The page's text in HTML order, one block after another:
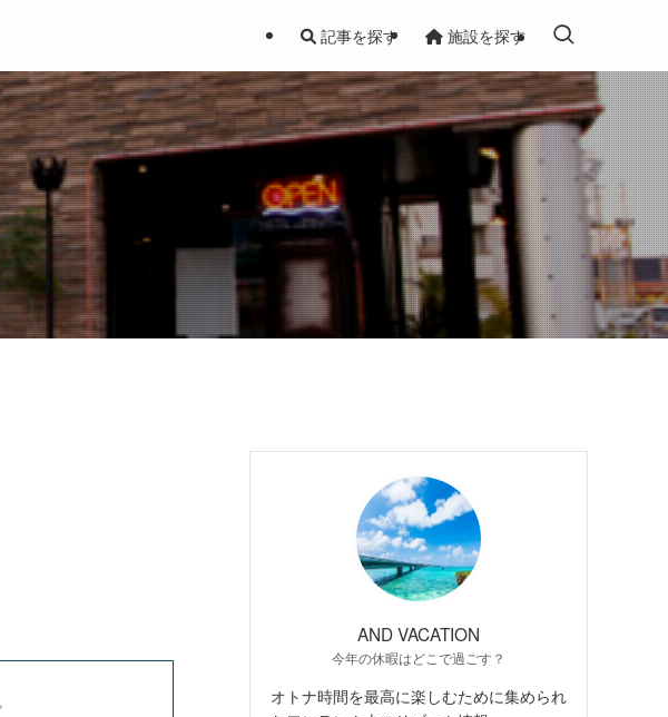
記事を探す 施設を探す
AND VACATION
今年の休暇はどこで過ごす？
オトナ時間を最高に楽しむために集められ